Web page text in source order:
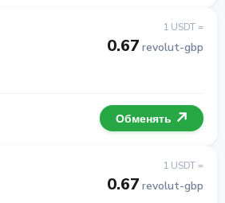
1 USDT =
0.67 revolut-gbp
Обменять
1 USDT =
0.67 revolut-gbp